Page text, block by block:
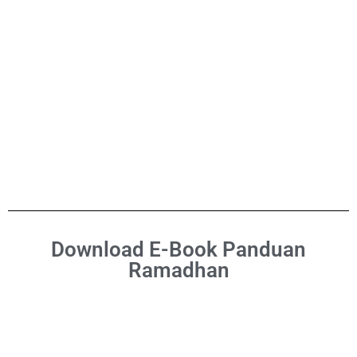
Download E-Book Panduan
Ramadhan